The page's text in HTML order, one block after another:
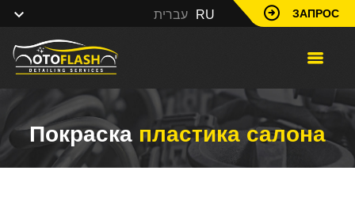
עברית RU ЗАПРОС
Покраска пластика салона